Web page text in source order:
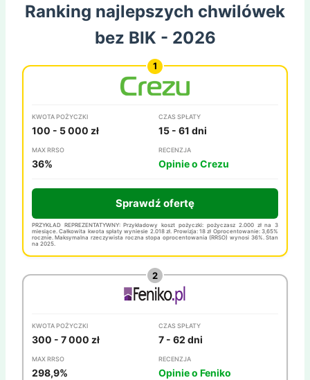
Ranking najlepszych chwilówek
bez BIK - 2026
KWOTA POŻYCZKI
100 - 5 000 zł
CZAS SPŁATY
15 - 61 dni
MAX RRSO
36%
RECENZJA
Opinie o Crezu
Sprawdź ofertę
PRZYKŁAD REPREZENTATYWNY: Przykładowy koszt pożyczki: pożyczasz 2.000 zł na 3
miesiące. Całkowita kwota spłaty wyniesie 2.018 zł. Prowizja: 18 zł Oprocentowanie: 3,65%
rocznie. Maksymalna rzeczywista roczna stopa oprocentowania (RRSO) wynosi 36%. Stan
na 2025.
KWOTA POŻYCZKI
300 - 7 000 zł
CZAS SPŁATY
7 - 62 dni
MAX RRSO
298,9%
RECENZJA
Opinie o Feniko